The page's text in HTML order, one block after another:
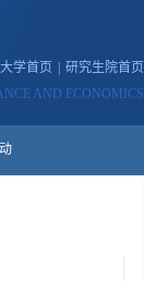
研究生院首页
学首页
AND ECONOMICS